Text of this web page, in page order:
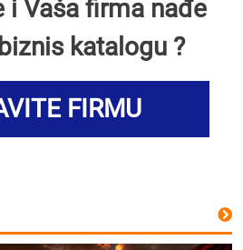
i Vaša firma nađe
katalogu ?
FIRMU